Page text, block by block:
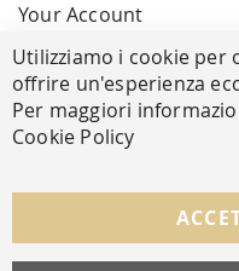
Your Account
FOLLOW
Utilizziamo i cookie per
offrire un'esperienza
Per maggiori
Cookie Policy